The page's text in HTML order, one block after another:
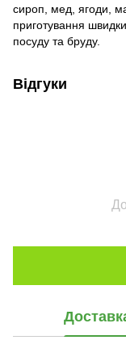
сироп, мед, ягоди,
приготування
посуду та бруду.
Відгуки